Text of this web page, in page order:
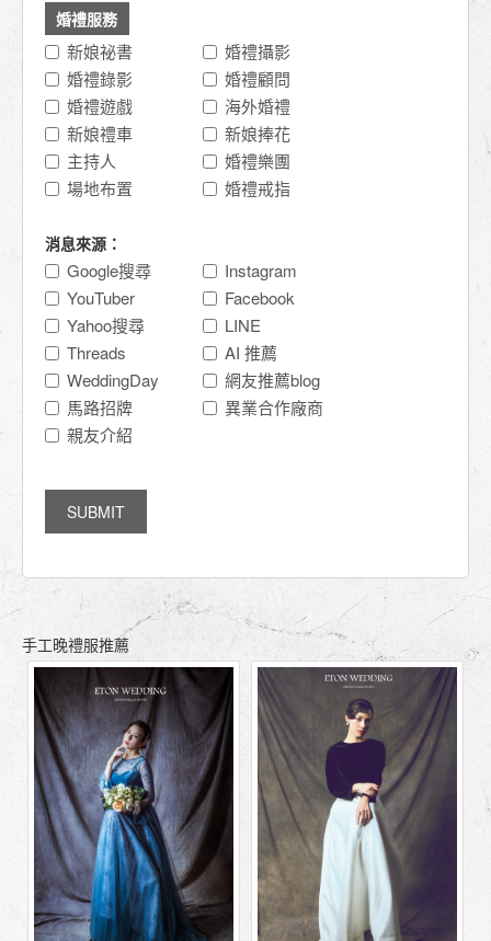
婚禮服務
新娘祕書
婚禮攝影
婚禮錄影
婚禮顧問
婚禮遊戲
海外婚禮
新娘禮車
新娘捧花
主持人
婚禮樂團
場地布置
婚禮戒指
消息來源：
Google搜尋
Instagram
YouTuber
Facebook
Yahoo搜尋
LINE
Threads
AI 推薦
WeddingDay
網友推薦blog
馬路招牌
異業合作廠商
親友介紹
SUBMIT
手工晚禮服推薦